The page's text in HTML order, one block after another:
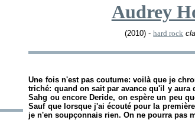
Audrey
(2010) -hard rock
Une fois n'est pas coutume: voilà que je
triché: quand on sait par avance qu'il y aura
Sahg ou encore Deride, on espère un peu
Sauf que lorsque j'ai écouté pour la
je n'en soupçonnais rien. On ne pourra pas